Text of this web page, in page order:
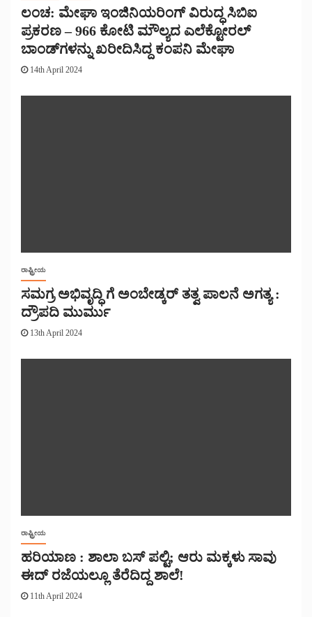
ಲಂಚ: ಮೇಘಾ ಇಂಜಿನಿಯರಿಂಗ್ ವಿರುದ್ಧ ಸಿಬಿಐ
ಪ್ರಕರಣ – 966 ಕೋಟಿ ಮೌಲ್ಯದ ಎಲೆಕ್ಟೋರಲ್
ಬಾಂಡ್‌ಗಳನ್ನು ಖರೀದಿಸಿದ್ದ ಕಂಪನಿ ಮೇಘಾ
14th April 2024
ರಾಷ್ಟ್ರೀಯ
ಸಮಗ್ರ ಅಭಿವೃದ್ಧಿ ಗೆ ಅಂಬೇಡ್ಕರ್ ತತ್ವ ಪಾಲನೆ ಅಗತ್ಯ :
ದ್ರೌಪದಿ ಮುರ್ಮು
13th April 2024
ರಾಷ್ಟ್ರೀಯ
ಹರಿಯಾಣ : ಶಾಲಾ ಬಸ್ ಪಲ್ಟಿ; ಆರು ಮಕ್ಕಳು ಸಾವು
ಈದ್ ರಜೆಯಲ್ಲೂ ತೆರೆದಿದ್ದ ಶಾಲೆ!
11th April 2024